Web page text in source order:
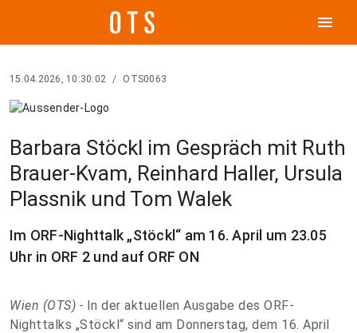
menu
15.04.2026, 10:30:02 / OTS0063
Barbara Stöckl im Gespräch mit Ruth
Brauer-Kvam, Reinhard Haller, Ursula
Plassnik und Tom Walek
Im ORF-Nighttalk „Stöckl“ am 16. April um 23.05
Uhr in ORF 2 und auf ORF ON
Wien (OTS) - In der aktuellen Ausgabe des ORF-
Nighttalks „Stöckl“ sind am Donnerstag, dem 16. April